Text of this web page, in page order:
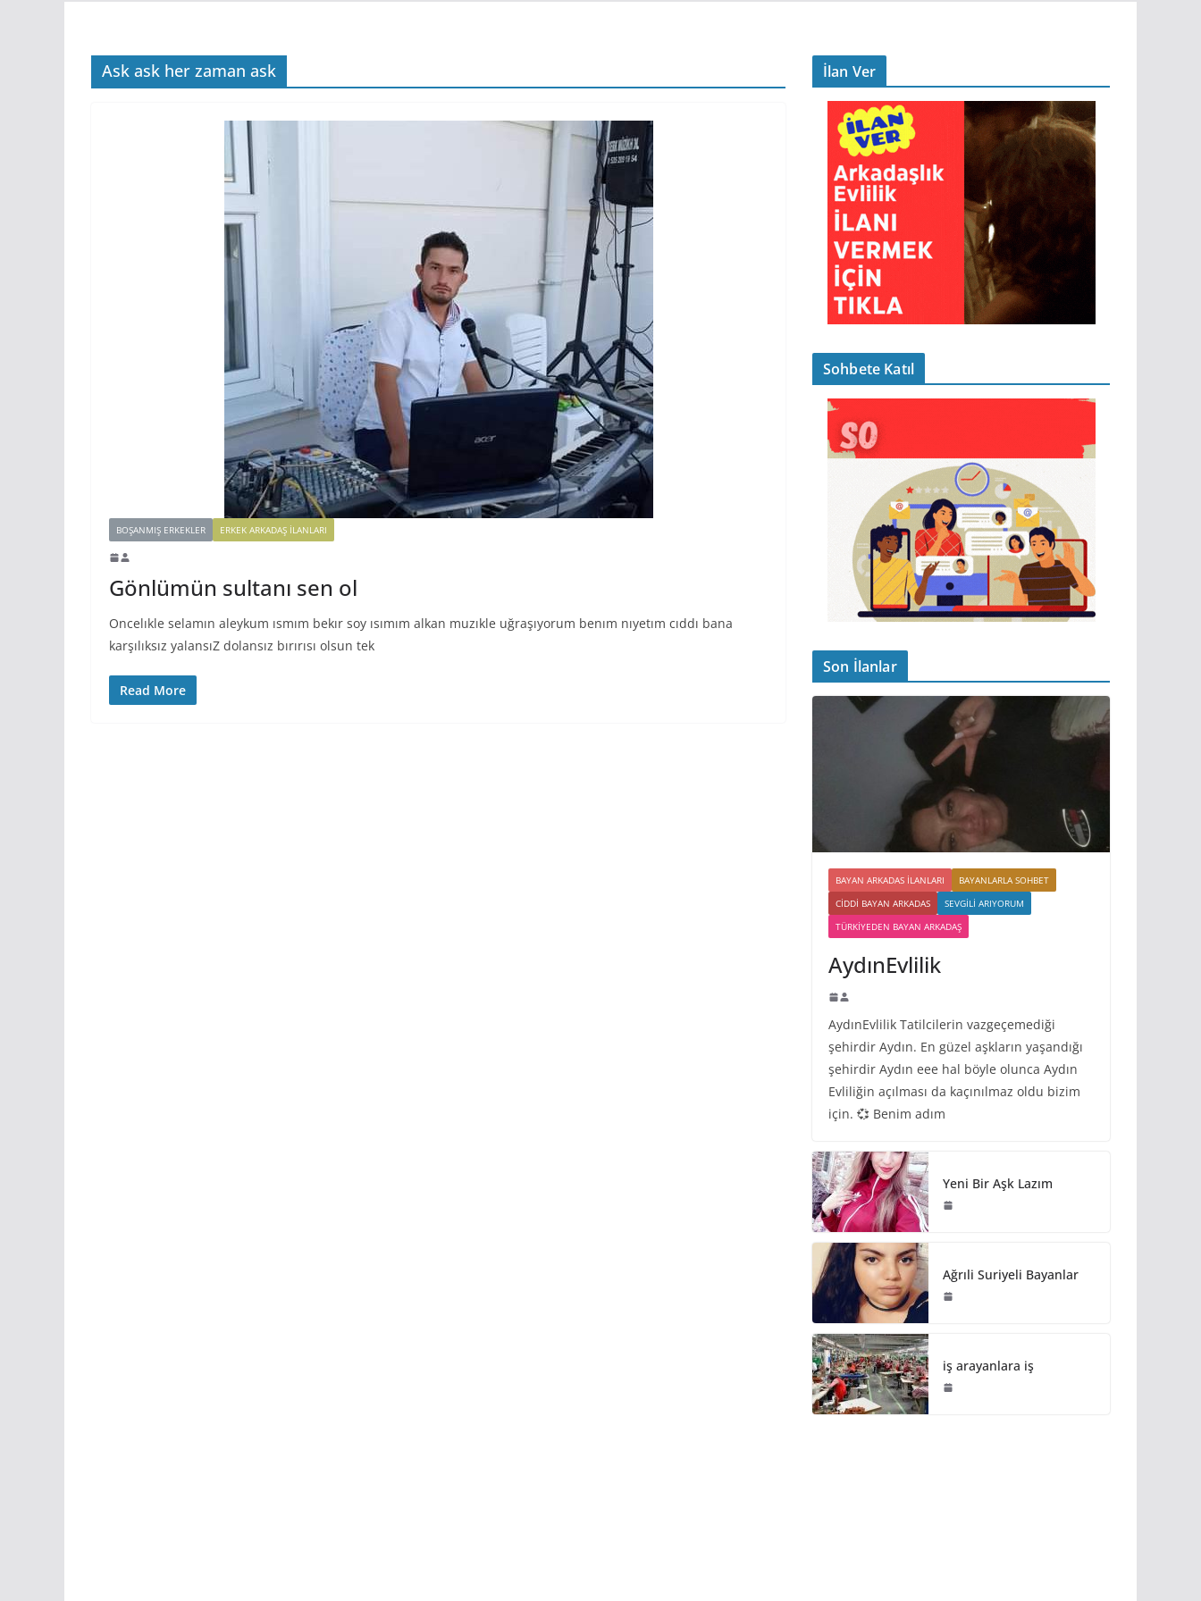
Ask ask her zaman ask
BOŞANMIŞ ERKEKLER ERKEK ARKADAŞ ILANLARI
Gönlümün sultanı sen ol
Oncelıkle selamın aleykum ısmım bekır soy ısımım alkan muzıkle uğraşıyorum benım nıyetım cıddı bana
karşılıksız yalansıZ dolansız bırırısı olsun tek
Read More
İlan Ver
Sohbete Katıl
Son İlanlar
BAYAN ARKADAS ILANLARI
BAYANLARLA SOHBET
CIDDI BAYAN ARKADAS
SEVGILI ARIYORUM
TÜRKIYEDEN BAYAN ARKADAŞ
AydınEvlilik
AydınEvlilik Tatilcilerin vazgeçemediği
şehirdir Aydın. En güzel aşkların yaşandığı
şehirdir Aydın eee hal böyle olunca Aydın
Evliliğin açılması da kaçınılmaz oldu bizim
için. 💞 Benim adım
Yeni Bir Aşk Lazım
Ağrıli Suriyeli Bayanlar
iş arayanlara iş